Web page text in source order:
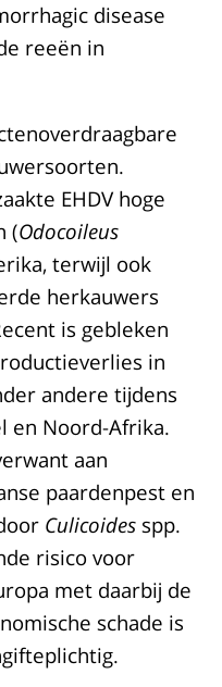
disease
reeën in
EHDV hoge
(Odocoileus
terwijl ook
herkauwers
is gebleken
in
andere tijdens
en Noord-Afrika.
aan
paardenpest en
Culicoides spp.
risico voor
met daarbij de
schade is